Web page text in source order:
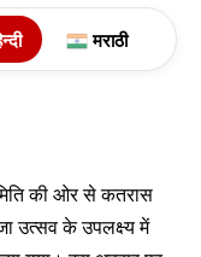
मराठी
की ओर से कतरास
उत्सव के उपलक्ष्य में